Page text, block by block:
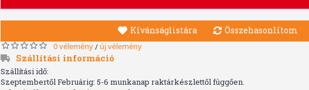
Kívánságlistára Összehasonlítom
0 vélemény/ új vélemény
Szállítási információ
Szállítási idő:
Szeptembertől Februárig: 5-6 munkanap raktárkészlettől függően.